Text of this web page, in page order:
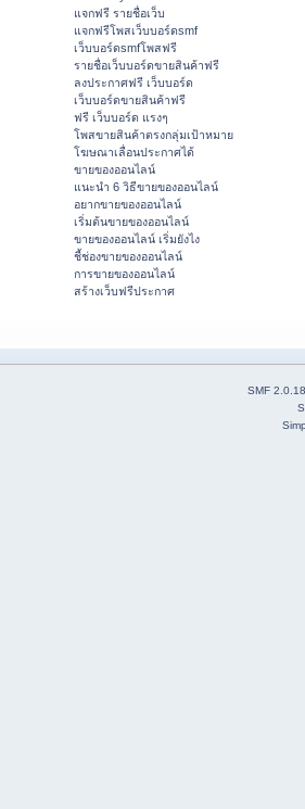
แจกฟรี รายชื่อเว็บ
แจกฟรีโพสเว็บบอร์ดsmf
เว็บบอร์ดsmfโพสฟรี
รายชื่อเว็บบอร์ดขายสินค้าฟรี
ลงประกาศฟรี เว็บบอร์ด
เว็บบอร์ดขายสินค้าฟรี
ฟรี เว็บบอร์ด แรงๆ
โพสขายสินค้าตรงกลุ่มเป้าหมาย
โฆษณาเลื่อนประกาศได้
ขายของออนไลน์
แนะนำ 6 วิธีขายของออนไลน์
อยากขายของออนไลน์
เริ่มต้นขายของออนไลน์
ขายของออนไลน์ เริ่มยังไง
ชี้ช่องขายของออนไลน์
การขายของออนไลน์
สร้างเว็บฟรีประกาศ
SMF 2.0.18